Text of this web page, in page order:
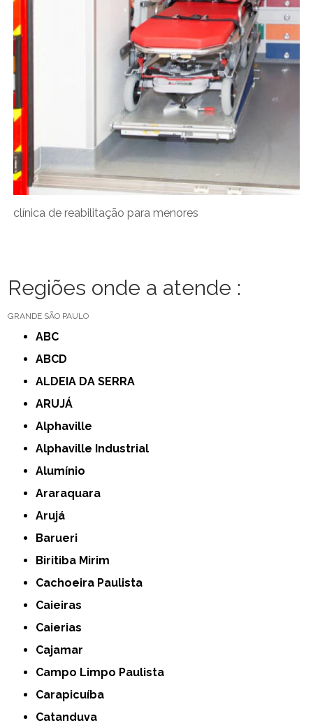
clínica de reabilitação para menores
Regiões onde a atende :
GRANDE SÃO PAULO
ABC
ABCD
ALDEIA DA SERRA
ARUJÁ
Alphaville
Alphaville Industrial
Alumínio
Araraquara
Arujá
Barueri
Biritiba Mirim
Cachoeira Paulista
Caieiras
Caierias
Cajamar
Campo Limpo Paulista
Carapicuíba
Catanduva